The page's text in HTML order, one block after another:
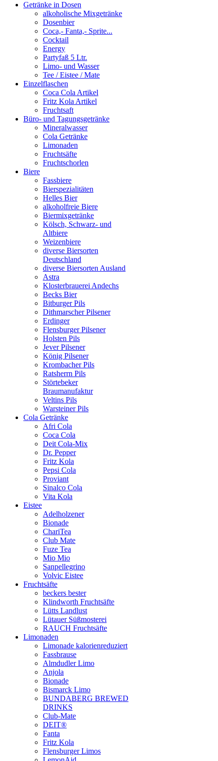
Getränke in Dosen
alkoholische Mixgetränke
Dosenbier
Coca,- Fanta,- Sprite...
Cocktail
Energy
Partyfaß 5 Ltr.
Limo- und Wasser
Tee / Eistee / Mate
Einzelflaschen
Coca Cola Artikel
Fritz Kola Artikel
Fruchtsaft
Büro- und Tagungsgetränke
Mineralwasser
Cola Getränke
Limonaden
Fruchtsäfte
Fruchtschorlen
Biere
Fassbiere
Bierspezialitäten
Helles Bier
alkoholfreie Biere
Biermixgetränke
Kölsch, Schwarz- und
Altbiere
Weizenbiere
diverse Biersorten
Deutschland
diverse Biersorten Ausland
Astra
Klosterbrauerei Andechs
Becks Bier
Bitburger Pils
Dithmarscher Pilsener
Erdinger
Flensburger Pilsener
Holsten Pils
Jever Pilsener
König Pilsener
Krombacher Pils
Ratsherrn Pils
Störtebeker
Braumanufaktur
Veltins Pils
Warsteiner Pils
Cola Getränke
Afri Cola
Coca Cola
Deit Cola-Mix
Dr. Pepper
Fritz Kola
Pepsi Cola
Proviant
Sinalco Cola
Vita Kola
Eistee
Adelholzener
Bionade
ChariTea
Club Mate
Fuze Tea
Mio Mio
Sanpellegrino
Volvic Eistee
Fruchtsäfte
beckers bester
Klindworth Fruchtsäfte
Lütts Landlust
Lütauer Süßmosterei
RAUCH Fruchtsäfte
Limonaden
Limonade kalorienreduziert
Fassbrause
Almdudler Limo
Anjola
Bionade
Bismarck Limo
BUNDABERG BREWED
DRINKS
Club-Mate
DEIT®
Fanta
Fritz Kola
Flensburger Limos